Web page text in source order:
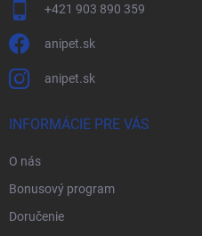
+421 903 890 359
anipet.sk
anipet.sk
INFORMÁCIE PRE VÁS
O nás
Bonusový program
Doručenie